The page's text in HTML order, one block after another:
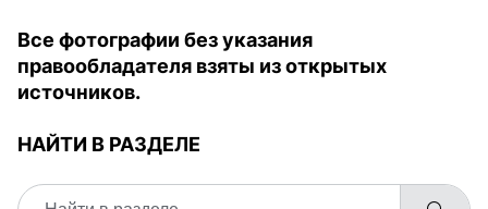
Все фотографии без указания
правообладателя взяты из открытых
источников.
НАЙТИ В РАЗДЕЛЕ